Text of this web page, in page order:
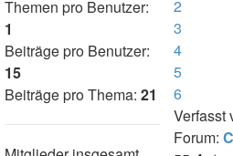
2
3
4
5
6
Verfasst
Forum:
Themen pro Benutzer:
1
Beiträge pro Benutzer:
15
Beiträge pro Thema: 21